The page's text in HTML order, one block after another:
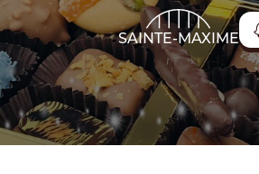
SAINTE-MAXIME